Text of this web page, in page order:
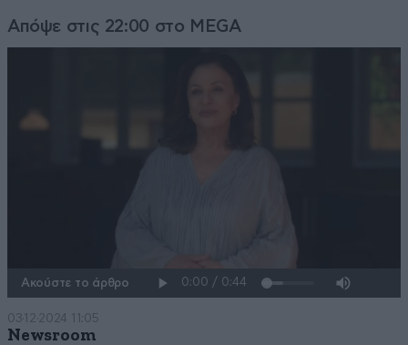
Απόψε στις 22:00 στο MEGA
Ακούστε το άρθρο
03·12·2024 11:05
Newsroom